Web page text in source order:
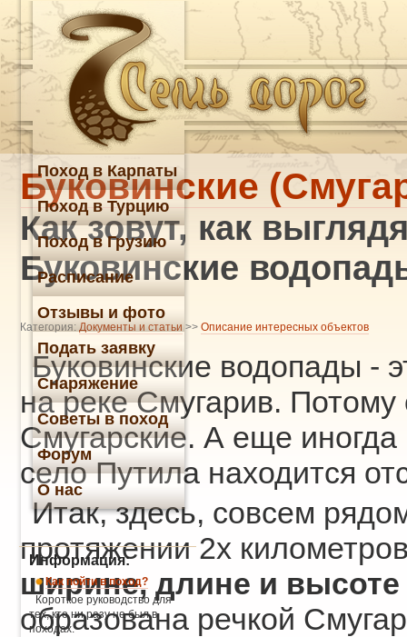
Буковинские
Как зовут, как
Буковинские
Категория: Документы и статьи >> Описание интересных объектов
Буковинские водопады -
на реке Смугарив.
Смугарские. А еще иногда
село Путила находится
Итак, здесь, совсем
протяжении 2х
ширине, длине и
образована речкой
Поход в Карпаты
Поход в Турцию
Поход в Грузию
Расписание
Отзывы и фото
Подать заявку
Снаряжение
Советы в поход
Форум
О нас
Информация:
Как пойти в поход?
Короткое руководство для
тех, кто ни разу не был в
походах.